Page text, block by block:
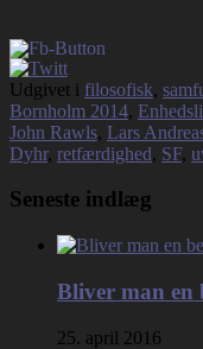
Udgivet i filosofisk,
Bornholm 2014,
John Rawls, Lars
Dyhr, retfærdighed, SF,
Seneste indlæg
Bliver man en
25. april 2016